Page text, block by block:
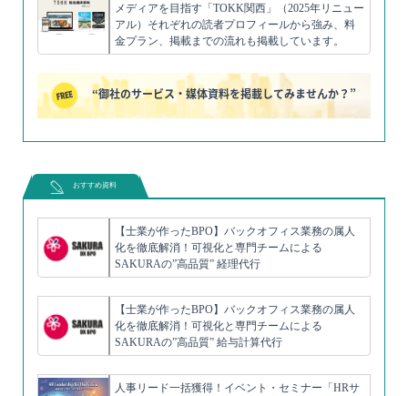
メディアを目指す「TOKK関西」（2025年リニュー
アル）それぞれの読者プロフィールから強み、料
金プラン、掲載までの流れも掲載しています。
“御社のサービス・媒体資料を掲載してみませんか？”
おすすめ資料
【士業が作ったBPO】バックオフィス業務の属人
化を徹底解消！可視化と専門チームによる
SAKURAの”高品質” 経理代行
【士業が作ったBPO】バックオフィス業務の属人
化を徹底解消！可視化と専門チームによる
SAKURAの”高品質” 給与計算代行
人事リード一括獲得！イベント・セミナー「HRサ